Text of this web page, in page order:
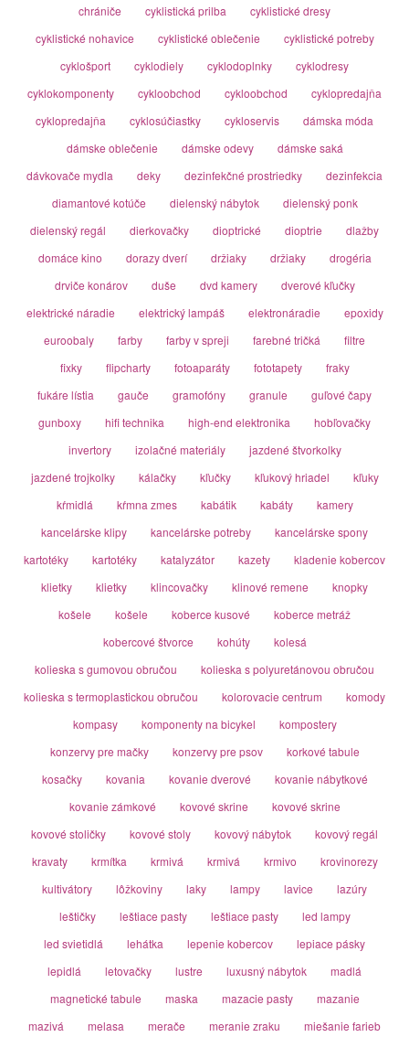
chrániče
cyklistická prilba
cyklistické dresy
cyklistické nohavice
cyklistické oblečenie
cyklistické potreby
cyklošport
cyklodiely cyklodoplnky
cyklodresy
cyklokomponenty
cykloobchod cykloobchod
cyklopredajňa
cyklopredajňa
cyklosúčiastky cykloservis
dámska móda
dámske oblečenie
dámske odevy
dámske saká
dávkovače mydla
deky dezinfekčné prostriedky
dezinfekcia
diamantové kotúče
dielenský nábytok
dielenský ponk
dielenský regál
dierkovačky dioptrické dioptrie
dlažby
domáce kino
dorazy dverí držiaky držiaky
drogéria
drviče konárov
duše dvd kamery
dverové kľučky
elektrické náradie
elektrický lampáš elektronáradie
epoxidy
euroobaly
farby farby v spreji farebné tričká
filtre
fixky
flipcharty fotoaparáty fototapety
fraky
fukáre lístia
gauče gramofóny granule
guľové čapy
gunboxy
hifi technika high-end elektronika
hobľovačky
invertory
izolačné materiály
jazdené štvorkolky
jazdené trojkolky
kálačky kľučky kľukový hriadel
kľuky
kŕmidlá
kŕmna zmes kabátik kabáty
kamery
kancelárske klipy
kancelárske potreby
kancelárske spony
kartotéky
kartotéky katalyzátor kazety
kladenie kobercov
klietky
klietky klincovačky klinové remene
knopky
košele
košele koberce kusové
koberce metráž
kobercové štvorce
kohúty
kolesá
kolieska s gumovou obručou
kolieska s polyuretánovou obručou
kolieska s termoplastickou obručou
kolorovacie centrum
komody
kompasy
komponenty na bicykel
kompostery
konzervy pre mačky
konzervy pre psov
korkové tabule
kosačky
kovania kovanie dverové
kovanie nábytkové
kovanie zámkové
kovové skrine
kovové skrine
kovové stoličky
kovové stoly kovový nábytok
kovový regál
kravaty
krmítka krmivá krmivá krmivo
krovinorezy
kultivátory
lôžkoviny laky lampy lavice
lazúry
leštičky
leštiace pasty leštiace pasty
led lampy
led svietidlá
lehátka lepenie kobercov
lepiace pásky
lepidlá
letovačky lustre luxusný nábytok
madlá
magnetické tabule
maska mazacie pasty
mazanie
mazivá
melasa merače meranie zraku miešanie farieb